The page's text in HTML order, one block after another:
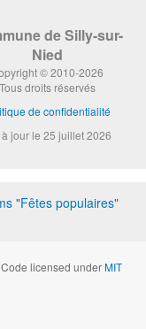
de Silly-sur-
Nied
© 2010-2026
Tous droits réservés
de confidentialité
à jour le 25 juillet 2026
"Fêtes populaires"
licensed underMIT